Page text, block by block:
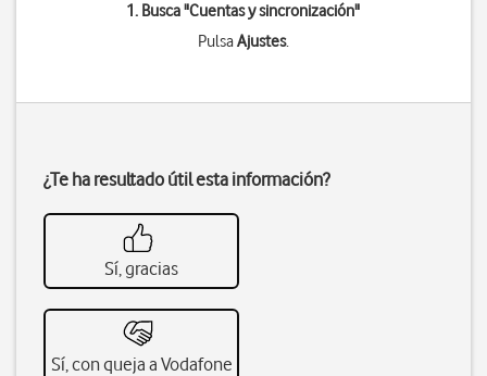
1. Busca "Cuentas y sincronización"
PulsaAjustes.
¿Te ha resultado útil esta información?
Sí, gracias
Sí, con queja a Vodafone